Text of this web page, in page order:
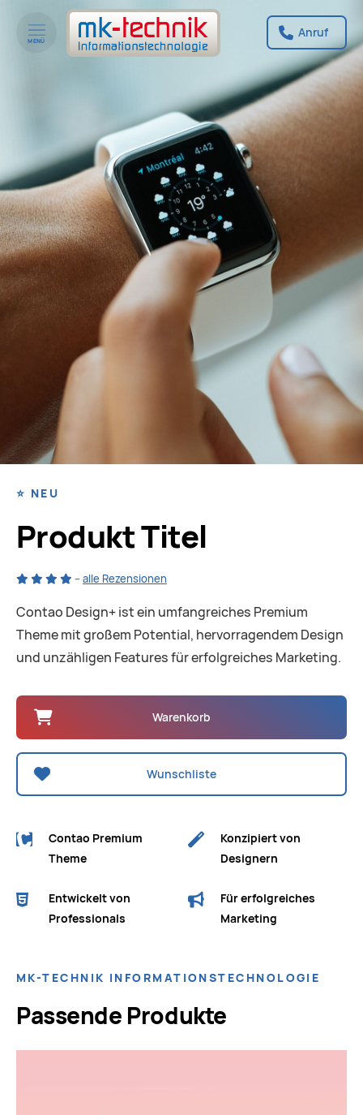
MENÜ
Anruf
⭐️ NEU
Produkt Titel
–alle Rezensionen
Contao Design+ ist ein umfangreiches Premium
Theme mit großem Potential, hervorragendem Design
und unzähligen Features für erfolgreiches Marketing.
Warenkorb
Wunschliste
Contao Premium
Theme
Konzipiert von
Designern
Entwickelt von
Professionals
Für erfolgreiches
Marketing
MK-TECHNIK INFORMATIONSTECHNOLOGIE
Passende Produkte